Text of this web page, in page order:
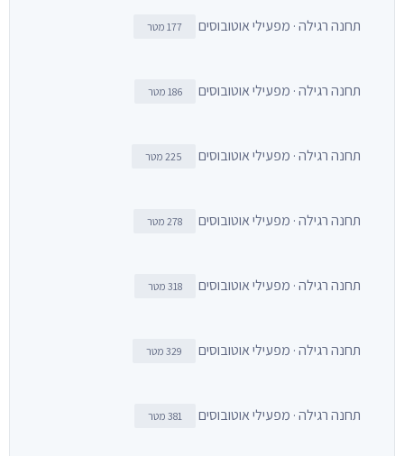
תחנה רגילה · מפעילי אוטובוסים 177 מטר
תחנה רגילה · מפעילי אוטובוסים 186 מטר
תחנה רגילה · מפעילי אוטובוסים 225 מטר
תחנה רגילה · מפעילי אוטובוסים 278 מטר
תחנה רגילה · מפעילי אוטובוסים 318 מטר
תחנה רגילה · מפעילי אוטובוסים 329 מטר
תחנה רגילה · מפעילי אוטובוסים 381 מטר